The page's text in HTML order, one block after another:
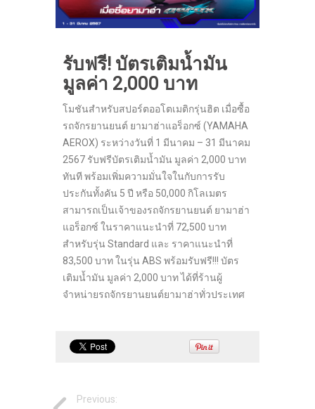
รับฟรี! บัตรเติมน้ำมัน
มูลค่า 2,000 บาท
โมชันสำหรับสปอร์ตออโตเมติกรุ่นฮิต เมื่อซื้อ
รถจักรยานยนต์ ยามาฮ่าแอร็อกซ์ (YAMAHA
AEROX) ระหว่างวันที่ 1 มีนาคม – 31 มีนาคม
2567 รับฟรีบัตรเติมน้ำมัน มูลค่า 2,000 บาท
ทันที พร้อมเพิ่มความมั่นใจในกับการรับ
ประกันทั้งคัน 5 ปี หรือ 50,000 กิโลเมตร
สามารถเป็นเจ้าของรถจักรยานยนต์ ยามาฮ่า
แอร็อกซ์ ในราคาแนะนำที่ 72,500 บาท
สำหรับรุ่น Standard และ ราคาแนะนำที่
83,500 บาท ในรุ่น ABS พร้อมรับฟรี!!! บัตร
เติมน้ำมัน มูลค่า 2,000 บาท ได้ที่ร้านผู้
จำหน่ายรถจักรยานยนต์ยามาฮ่าทั่วประเทศ
Previous: